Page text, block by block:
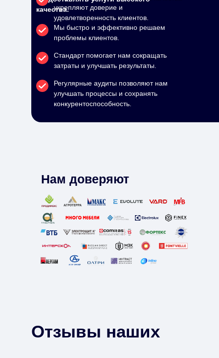
качества.укрепляют доверие и
удовлетворенность клиентов.
Мы быстро и эффективно решаем
проблемы клиентов.
Стандарт помогает нам сокращать
затраты и улучшать результаты.
Регулярные аудиты позволяют нам
улучшать процессы и сохранять
конкурентоспособность.
Нам доверяют
Отзывы наших